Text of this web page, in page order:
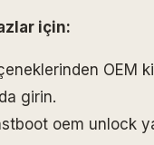
için:
OEM
girin.
oem unlock